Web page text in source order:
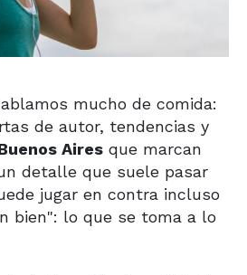
mucho de comida:
de autor, tendencias y
Aires que marcan
detalle que suele pasar
jugar en contra incluso
bien": lo que se toma a lo